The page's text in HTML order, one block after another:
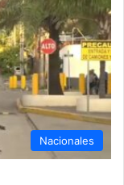
Nacionales